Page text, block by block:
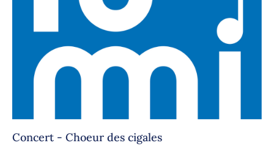
Concert - Choeur des cigales